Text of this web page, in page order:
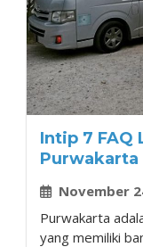
Intip 7 FAQ
Purwakarta
November
Purwakarta
yang memiliki